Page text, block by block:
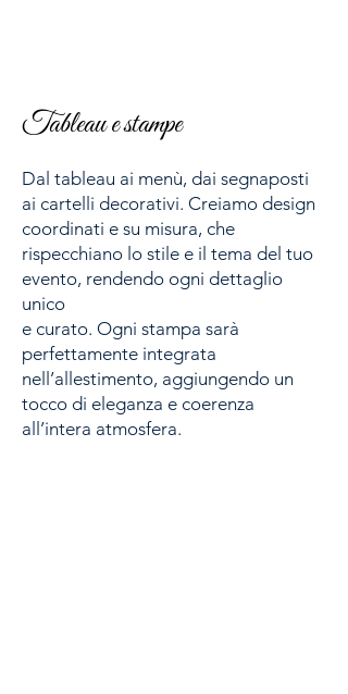
Tableau e stampe
Dal tableau ai menù, dai segnaposti
ai cartelli decorativi. Creiamo design
coordinati e su misura, che
rispecchiano lo stile e il tema del tuo
evento, rendendo ogni dettaglio
unico
e curato. Ogni stampa sarà
perfettamente integrata
nell’allestimento, aggiungendo un
tocco di eleganza e coerenza
all’intera atmosfera.